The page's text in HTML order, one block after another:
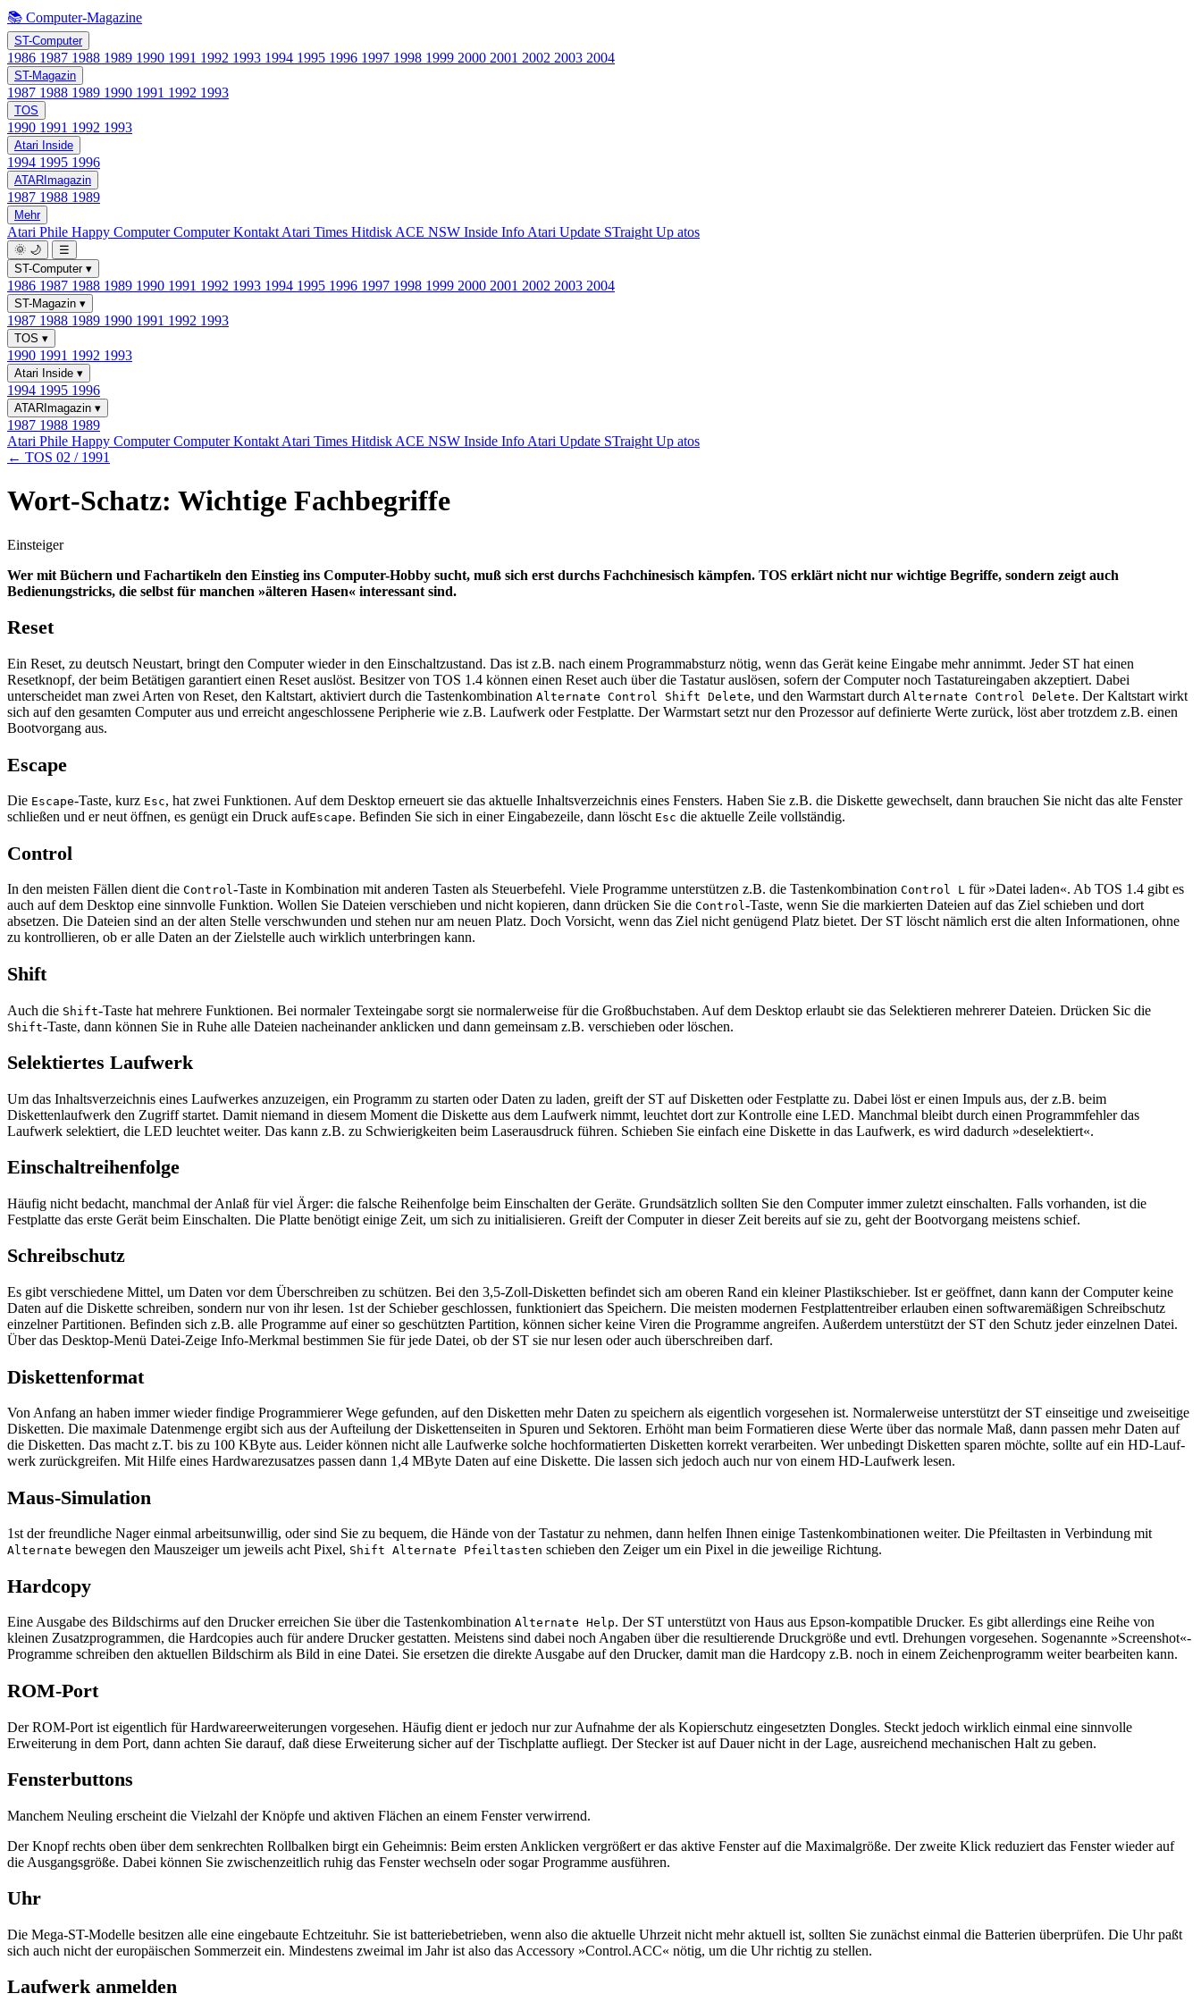
📚 Computer-Magazine
ST-Computer
1986 1987 1988 1989 1990 1991 1992 1993 1994 1995 1996 1997 1998 1999 2000 2001 2002 2003 2004
ST-Magazin
1987 1988 1989 1990 1991 1992 1993
TOS
1990 1991 1992 1993
Atari Inside
1994 1995 1996
ATARImagazin
1987 1988 1989
Mehr
Atari Phile Happy ComputerComputer Kontakt Atari Times Hitdisk ACE NSW Inside Info Atari Update STraight Up atos
🌞 🌙
☰
ST-Computer ▾
1986 1987 1988 1989 1990 1991 1992 1993 1994 1995 1996 1997 1998 1999 2000 2001 2002 2003 2004
ST-Magazin ▾
1987 1988 1989 1990 1991 1992 1993
TOS ▾
1990 1991 1992 1993
Atari Inside ▾
1994 1995 1996
ATARImagazin ▾
1987 1988 1989
Atari Phile Happy ComputerComputer Kontakt Atari Times Hitdisk ACE NSW Inside Info Atari Update STraight Up atos
← TOS 02 / 1991
Wort-Schatz: Wichtige Fachbegriffe
Einsteiger
Wer mit Büchern und Fachartikeln den Einstieg ins Computer-Hobby sucht, muß sich erst durchs Fachchinesisch kämpfen. TOS erklärt nicht nur wichtige Begriffe, sondern zeigt auch
Bedienungstricks, die selbst für manchen »älteren Hasen« interessant sind.
Reset
Ein Reset, zu deutsch Neustart, bringt den Computer wieder in den Einschaltzustand. Das ist z.B. nach einem Programmabsturz nötig, wenn das Gerät keine Eingabe mehr annimmt. Jeder ST hat einen
Resetknopf, der beim Betätigen garantiert einen Reset auslöst. Besitzer von TOS 1.4 können einen Reset auch über die Tastatur auslösen, sofern der Computer noch Tastatureingaben akzeptiert. Dabei
unterscheidet man zwei Arten von Reset, den Kaltstart, aktiviert durch die Tastenkombination Alternate Control Shift Delete, und den Warmstart durch Alternate Control Delete. Der Kaltstart wirkt
sich auf den gesamten Computer aus und erreicht angeschlossene Peripherie wie z.B. Laufwerk oder Festplatte. Der Warmstart setzt nur den Prozessor auf definierte Werte zurück, löst aber trotzdem z.B. einen
Bootvorgang aus.
Escape
Die Escape-Taste, kurz Esc, hat zwei Funktionen. Auf dem Desktop erneuert sie das aktuelle Inhaltsverzeichnis eines Fensters. Haben Sie z.B. die Diskette gewechselt, dann brauchen Sie nicht das alte Fenster
schließen und er neut öffnen, es genügt ein Druck aufEscape. Befinden Sie sich in einer Eingabezeile, dann löscht Esc die aktuelle Zeile vollständig.
Control
In den meisten Fällen dient die Control-Taste in Kombination mit anderen Tasten als Steuerbefehl. Viele Programme unterstützen z.B. die Tastenkombination Control L für »Datei laden«. Ab TOS 1.4 gibt es
auch auf dem Desktop eine sinnvolle Funktion. Wollen Sie Dateien verschieben und nicht kopieren, dann drücken Sie die Control-Taste, wenn Sie die markierten Dateien auf das Ziel schieben und dort
absetzen. Die Dateien sind an der alten Stelle verschwunden und stehen nur am neuen Platz. Doch Vorsicht, wenn das Ziel nicht genügend Platz bietet. Der ST löscht nämlich erst die alten Informationen, ohne
zu kontrollieren, ob er alle Daten an der Zielstelle auch wirklich unterbringen kann.
Shift
Auch die Shift-Taste hat mehrere Funktionen. Bei normaler Texteingabe sorgt sie normalerweise für die Großbuchstaben. Auf dem Desktop erlaubt sie das Selektieren mehrerer Dateien. Drücken Sic die
Shift-Taste, dann können Sie in Ruhe alle Dateien nacheinander anklicken und dann gemeinsam z.B. verschieben oder löschen.
Selektiertes Laufwerk
Um das Inhaltsverzeichnis eines Laufwerkes anzuzeigen, ein Programm zu starten oder Daten zu laden, greift der ST auf Disketten oder Festplatte zu. Dabei löst er einen Impuls aus, der z.B. beim
Diskettenlaufwerk den Zugriff startet. Damit niemand in diesem Moment die Diskette aus dem Laufwerk nimmt, leuchtet dort zur Kontrolle eine LED. Manchmal bleibt durch einen Programmfehler das
Laufwerk selektiert, die LED leuchtet weiter. Das kann z.B. zu Schwierigkeiten beim Laserausdruck führen. Schieben Sie einfach eine Diskette in das Laufwerk, es wird dadurch »deselektiert«.
Einschaltreihenfolge
Häufig nicht bedacht, manchmal der Anlaß für viel Ärger: die falsche Reihenfolge beim Einschalten der Geräte. Grundsätzlich sollten Sie den Computer immer zuletzt einschalten. Falls vorhanden, ist die
Festplatte das erste Gerät beim Einschalten. Die Platte benötigt einige Zeit, um sich zu initialisieren. Greift der Computer in dieser Zeit bereits auf sie zu, geht der Bootvorgang meistens schief.
Schreibschutz
Es gibt verschiedene Mittel, um Daten vor dem Überschreiben zu schützen. Bei den 3,5-Zoll-Disketten befindet sich am oberen Rand ein kleiner Plastikschieber. Ist er geöffnet, dann kann der Computer keine
Daten auf die Diskette schreiben, sondern nur von ihr lesen. 1st der Schieber geschlossen, funktioniert das Speichern. Die meisten modernen Festplattentreiber erlauben einen softwaremäßigen Schreibschutz
einzelner Partitionen. Befinden sich z.B. alle Programme auf einer so geschützten Partition, können sicher keine Viren die Programme angreifen. Außerdem unterstützt der ST den Schutz jeder einzelnen Datei.
Über das Desktop-Menü Datei-Zeige Info-Merkmal bestimmen Sie für jede Datei, ob der ST sie nur lesen oder auch überschreiben darf.
Diskettenformat
Von Anfang an haben immer wieder findige Programmierer Wege gefunden, auf den Disketten mehr Daten zu speichern als eigentlich vorgesehen ist. Normalerweise unterstützt der ST einseitige und zweiseitige
Disketten. Die maximale Datenmenge ergibt sich aus der Aufteilung der Diskettenseiten in Spuren und Sektoren. Erhöht man beim Formatieren diese Werte über das normale Maß, dann passen mehr Daten auf
die Disketten. Das macht z.T. bis zu 100 KByte aus. Leider können nicht alle Laufwerke solche hochformatierten Disketten korrekt verarbeiten. Wer unbedingt Disketten sparen möchte, sollte auf ein HD-Lauf-
werk zurückgreifen. Mit Hilfe eines Hardwarezusatzes passen dann 1,4 MByte Daten auf eine Diskette. Die lassen sich jedoch auch nur von einem HD-Laufwerk lesen.
Maus-Simulation
1st der freundliche Nager einmal arbeitsunwillig, oder sind Sie zu bequem, die Hände von der Tastatur zu nehmen, dann helfen Ihnen einige Tastenkombinationen weiter. Die Pfeiltasten in Verbindung mit
Alternate bewegen den Mauszeiger um jeweils acht Pixel, Shift Alternate Pfeiltasten schieben den Zeiger um ein Pixel in die jeweilige Richtung.
Hardcopy
Eine Ausgabe des Bildschirms auf den Drucker erreichen Sie über die Tastenkombination Alternate Help. Der ST unterstützt von Haus aus Epson-kompatible Drucker. Es gibt allerdings eine Reihe von
kleinen Zusatzprogrammen, die Hardcopies auch für andere Drucker gestatten. Meistens sind dabei noch Angaben über die resultierende Druckgröße und evtl. Drehungen vorgesehen. Sogenannte »Screenshot«-
Programme schreiben den aktuellen Bildschirm als Bild in eine Datei. Sie ersetzen die direkte Ausgabe auf den Drucker, damit man die Hardcopy z.B. noch in einem Zeichenprogramm weiter bearbeiten kann.
ROM-Port
Der ROM-Port ist eigentlich für Hardwareerweiterungen vorgesehen. Häufig dient er jedoch nur zur Aufnahme der als Kopierschutz eingesetzten Dongles. Steckt jedoch wirklich einmal eine sinnvolle
Erweiterung in dem Port, dann achten Sie darauf, daß diese Erweiterung sicher auf der Tischplatte aufliegt. Der Stecker ist auf Dauer nicht in der Lage, ausreichend mechanischen Halt zu geben.
Fensterbuttons
Manchem Neuling erscheint die Vielzahl der Knöpfe und aktiven Flächen an einem Fenster verwirrend.
Der Knopf rechts oben über dem senkrechten Rollbalken birgt ein Geheimnis: Beim ersten Anklicken vergrößert er das aktive Fenster auf die Maximalgröße. Der zweite Klick reduziert das Fenster wieder auf
die Ausgangsgröße. Dabei können Sie zwischenzeitlich ruhig das Fenster wechseln oder sogar Programme ausführen.
Uhr
Die Mega-ST-Modelle besitzen alle eine eingebaute Echtzeituhr. Sie ist batteriebetrieben, wenn also die aktuelle Uhrzeit nicht mehr aktuell ist, sollten Sie zunächst einmal die Batterien überprüfen. Die Uhr paßt
sich auch nicht der europäischen Sommerzeit ein. Mindestens zweimal im Jahr ist also das Accessory »Control.ACC« nötig, um die Uhr richtig zu stellen.
Laufwerk anmelden